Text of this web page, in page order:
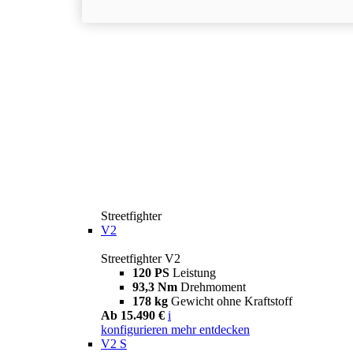
Streetfighter
V2
Streetfighter V2
120 PS Leistung
93,3 Nm Drehmoment
178 kg Gewicht ohne Kraftstoff
Ab 15.490 € i
konfigurieren mehr entdecken
V2 S